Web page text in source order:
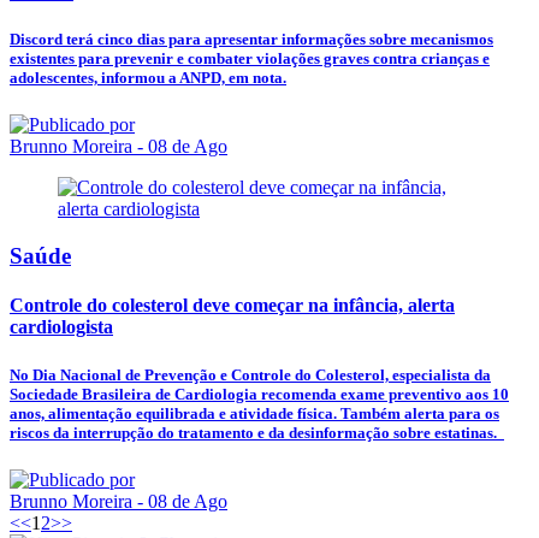
Discord terá cinco dias para apresentar informações sobre mecanismos
existentes para prevenir e combater violações graves contra crianças e
adolescentes, informou a ANPD, em nota.
Brunno Moreira - 08 de Ago
Saúde
Controle do colesterol deve começar na infância, alerta
cardiologista
No Dia Nacional de Prevenção e Controle do Colesterol, especialista da
Sociedade Brasileira de Cardiologia recomenda exame preventivo aos 10
anos, alimentação equilibrada e atividade física. Também alerta para os
riscos da interrupção do tratamento e da desinformação sobre estatinas.
Brunno Moreira - 08 de Ago
<<1 2>>